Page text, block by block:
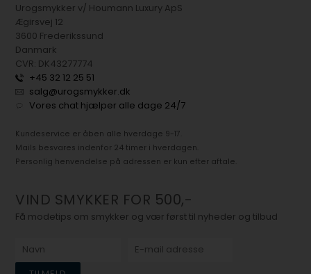
Urogsmykker v/ Houmann Luxury ApS
Ægirsvej 12
3600 Frederikssund
Danmark
CVR: DK43277774
+45 32 12 25 51
salg@urogsmykker.dk
Vores chat hjælper alle dage 24/7
Kundeservice er åben alle hverdage 9-17.
Mails besvares indenfor 24 timer i hverdagen.
Personlig henvendelse på adressen er kun efter aftale.
VIND SMYKKER FOR 500,-
Få modetips om smykker og vær først til nyheder og tilbud